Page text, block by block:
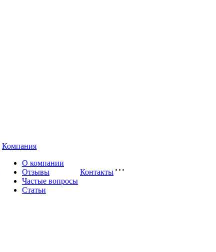
Компания
О компании
Отзывы
Частые вопросы
Статьи
Контакты